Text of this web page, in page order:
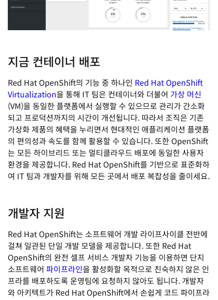
지금 컨테이너 배포
Red Hat OpenShift의 기능 중 하나인 Red Hat OpenShift
Virtualization을 통해 IT 팀은 컨테이너와 더불어 가상 머신
(VM)을 동일한 플랫폼에서 실행할 수 있으므로 관리가 간소화
되고 프로덕션까지의 시간이 개선됩니다. 따라서 조직은 기존
가상화 제품의 혜택을 누리면서 현대적인 애플리케이션 플랫폼
의 편의성과 속도를 함께 활용할 수 있습니다. 또한 OpenShift
는 모든 하이브리드 또는 멀티클라우드 배포에 동일한 사용자
환경을 제공합니다. Red Hat OpenShift를 기반으로 표준화하
여 IT 팀과 개발자를 위해 모든 곳에서 배포 복잡성을 줄이세요.
개발자 지원
Red Hat OpenShift는 소프트웨어 개발 라이프사이클 전반에
걸쳐 일관된 단일 개발 모델을 제공합니다. 또한 Red Hat
OpenShift의 완전 셀프 서비스 개발자 기능을 이용하면 단지
소프트웨어 파이프라인을 활성화할 목적으로 친숙하지 않은 인
프라를 배포하도록 운영팀에 요청하지 않아도 됩니다. 개발자
와 아키텍트가 Red Hat OpenShift에서 손쉽게 코드 파이프라